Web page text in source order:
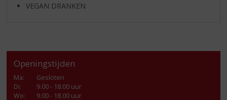
VEGAN DRANKEN
Openingstijden
Ma:
Gesloten
Di:
9.00 - 18.00 uur
Wo:
9.00 - 18.00 uur